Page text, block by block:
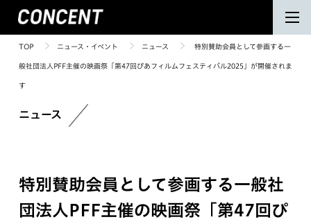
TOP ニュース・イベント ニュース 特別賛助会員として参画する一
般社団法人PFF主催の映画祭「第47回ぴあフィルムフェスティバル2025」が開催されま
す
ニュース
特別賛助会員として参画する一般社
団法人PFF主催の映画祭「第47回ぴ